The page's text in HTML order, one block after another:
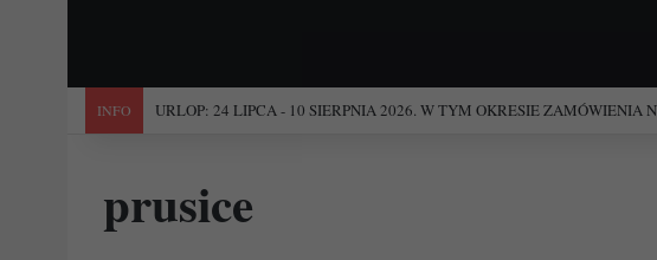
INFO "Święta Francja". Przewodnik po 101 średniowiecznych kościołach Francji.
prusice